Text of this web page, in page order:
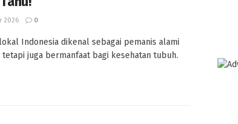
2026 0
Indonesia dikenal sebagai pemanis alami
juga bermanfaat bagi kesehatan tubuh.